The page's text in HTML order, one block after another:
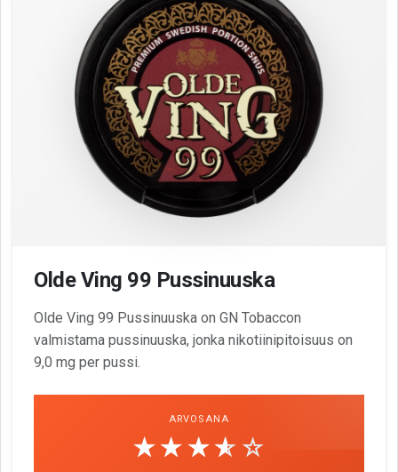
Olde Ving 99 Pussinuuska
Olde Ving 99 Pussinuuska on GN Tobaccon
valmistama pussinuuska, jonka nikotiinipitoisuus on
9,0 mg per pussi.
ARVOSANA
☆☆☆☆☆
★★★★★